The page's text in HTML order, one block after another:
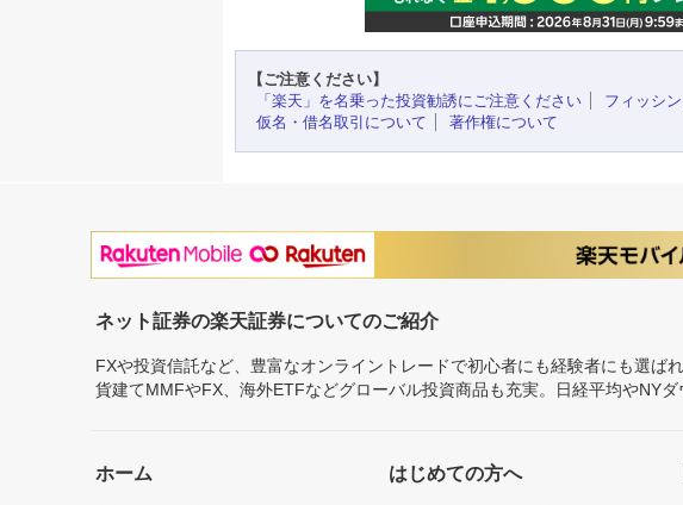
【ご注意ください】
「楽天」を名乗った投資勧誘にご注意ください
フィッシ
仮名・借名取引について
著作権について
ネット証券の楽天証券についてのご紹介
FXや投資信託など、豊富なオンライントレードで初心者にも経験者にも選
貨建てMMFやFX、海外ETFなどグローバル投資商品も充実。日経平均やNYダ
ホーム はじめての方へ